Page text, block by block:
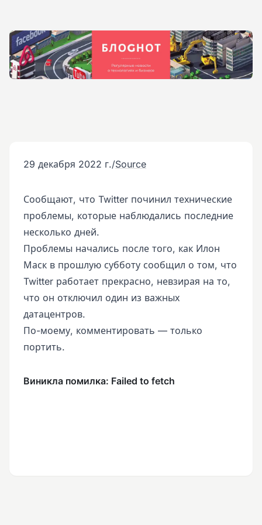
29 декабря 2022 г./Source
Сообщают, что Twitter починил технические
проблемы, которые наблюдались последние
несколько дней.
Проблемы начались после того, как Илон
Маск в прошлую субботу сообщил о том, что
Twitter работает прекрасно, невзирая на то,
что он отключил один из важных
датацентров.
По-моему, комментировать — только
портить.